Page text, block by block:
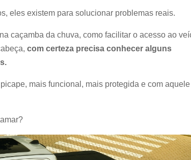
eles existem para solucionar problemas reais.
caçamba da chuva, como facilitar o acesso ao
com certeza precisa conhecer alguns
mais funcional, mais protegida e com aquele